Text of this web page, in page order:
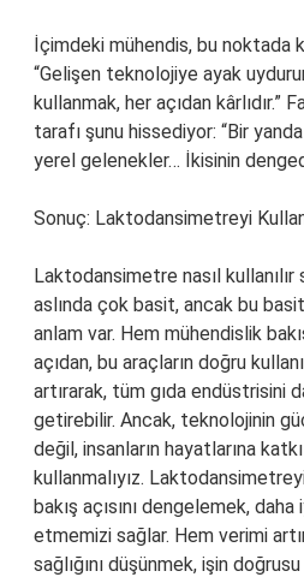
İçimdeki mühendis, bu noktada
“Gelişen teknolojiye ayak
kullanmak, her açıdan kârlıdır.”
tarafı şunu hissediyor: “Bir
yerel gelenekler… İkisinin
Sonuç: Laktodansimetreyi
Laktodansimetre nasıl kullanılır
aslında çok basit, ancak bu
anlam var. Hem mühendislik
açıdan, bu araçların doğru
artırarak, tüm gıda endüstrisini
getirebilir. Ancak, teknolojinin
değil, insanların hayatlarına
kullanmalıyız.
bakış açısını dengelemek,
etmemizi sağlar. Hem verimi
sağlığını düşünmek, işin